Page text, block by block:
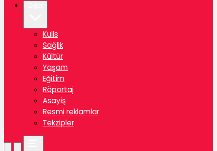
Kulis
Sağlik
Kültür
Yaşam
Eğitim
Röportaj
Asayiş
Resmi reklamlar
Tekzipler